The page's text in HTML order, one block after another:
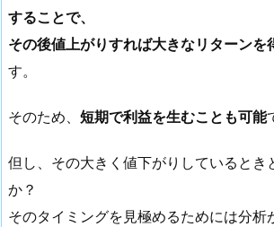
することで、
その後値上がりすれば大きなリターンを
す。
そのため、 短期で利益を生むことも可能
但し、その大きく値下がりしているとき
か？
そのタイミングを見極めるためには分析